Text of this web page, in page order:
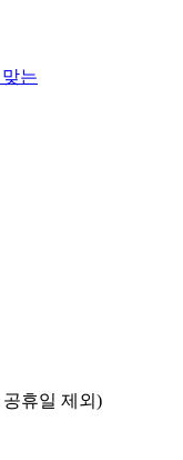
는
공휴일 제외)